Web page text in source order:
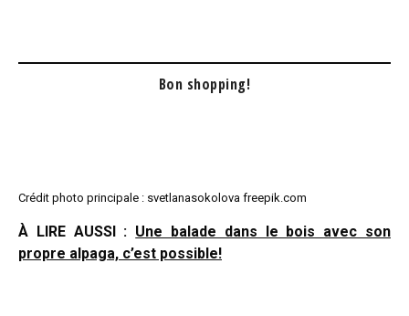
Bon shopping!
Crédit photo principale : svetlanasokolova freepik.com
À LIRE AUSSI : Une balade dans le bois avec son
propre alpaga, c’est possible!